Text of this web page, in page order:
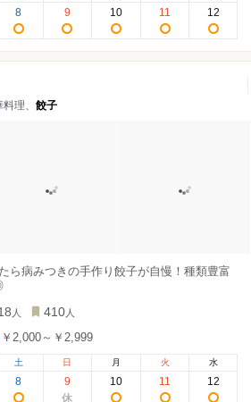
8 9 10 11 12
理、 餃子
ら病みつきの手作り餃子が自慢！種類豊富
人 410 人
￥2,000～￥2,999
土
8
日
9
月
10
火
11
水
12